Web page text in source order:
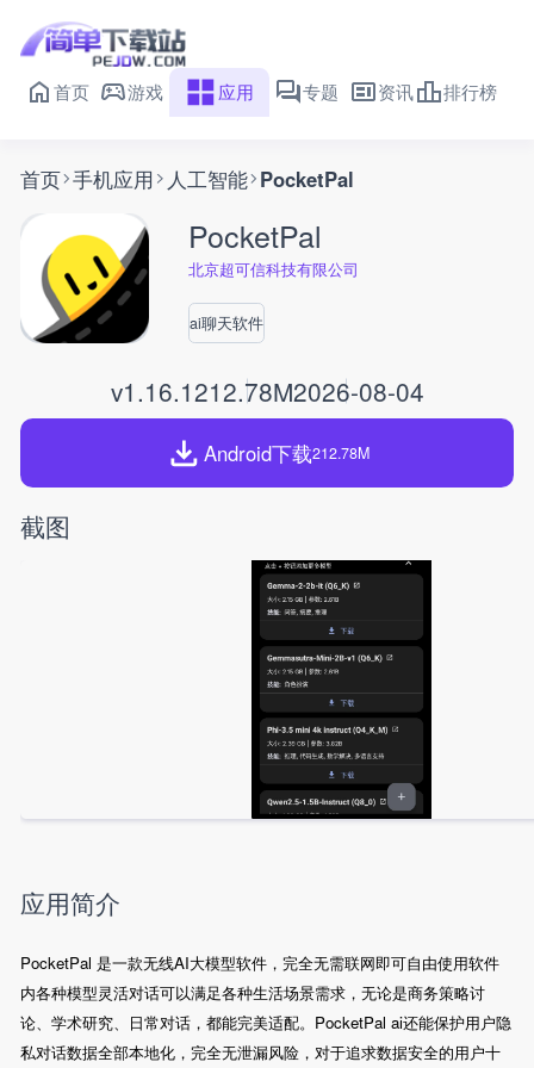
首页 游戏 应用 专题 资讯 排行榜
首页 手机应用 人工智能 PocketPal
PocketPal
北京超可信科技有限公司
ai聊天软件
v1.16.1212.78M2026-08-04
Android下载212.78M
截图
应用简介
PocketPal 是一款无线AI大模型软件，完全无需联网即可自由使用软件
内各种模型灵活对话可以满足各种生活场景需求，无论是商务策略讨
论、学术研究、日常对话，都能完美适配。PocketPal ai还能保护用户隐
私对话数据全部本地化，完全无泄漏风险，对于追求数据安全的用户十